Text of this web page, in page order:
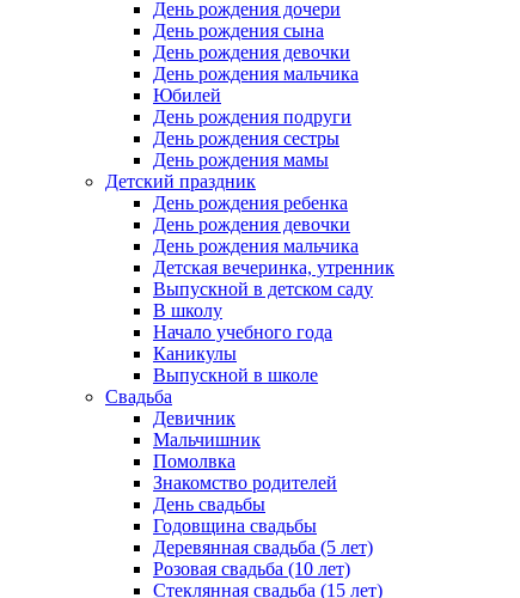
День рождения дочери
День рождения сына
День рождения девочки
День рождения мальчика
Юбилей
День рождения подруги
День рождения сестры
День рождения мамы
Детский праздник
День рождения ребенка
День рождения девочки
День рождения мальчика
Детская вечеринка, утренник
Выпускной в детском саду
В школу
Начало учебного года
Каникулы
Выпускной в школе
Свадьба
Девичник
Мальчишник
Помолвка
Знакомство родителей
День свадьбы
Годовщина свадьбы
Деревянная свадьба (5 лет)
Розовая свадьба (10 лет)
Стеклянная свадьба (15 лет)